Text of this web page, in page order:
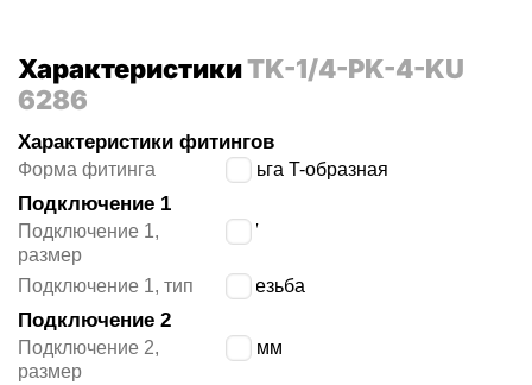
ХарактеристикиTK-1/4-PK-4-KU
6286
Характеристики фитингов
Форма фитинга серьга T-образная
Подключение 1
Подключение 1,
размер
1/4″
Подключение 1, тип G резьба
Подключение 2
Подключение 2,
размер
6/4 мм